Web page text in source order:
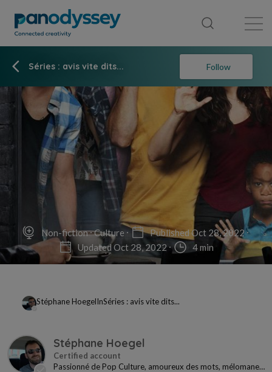
Séries : avis vite dits... Follow
Non-fiction Culture
Published Oct 28, 2022
Updated Oct 28, 2022
4 min
Stéphane HoegelInSéries : avis vite dits...
Stéphane Hoegel
Passionné de Pop Culture, amoureux des mots, mélomane